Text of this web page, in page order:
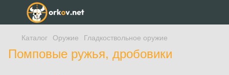
Каталог Оружие Гладкоствольное оружие
Помповые ружья, дробовики